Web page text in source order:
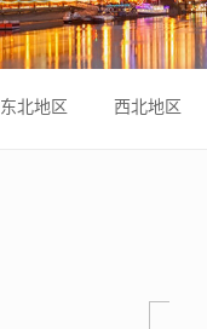
东北地区 西北地区